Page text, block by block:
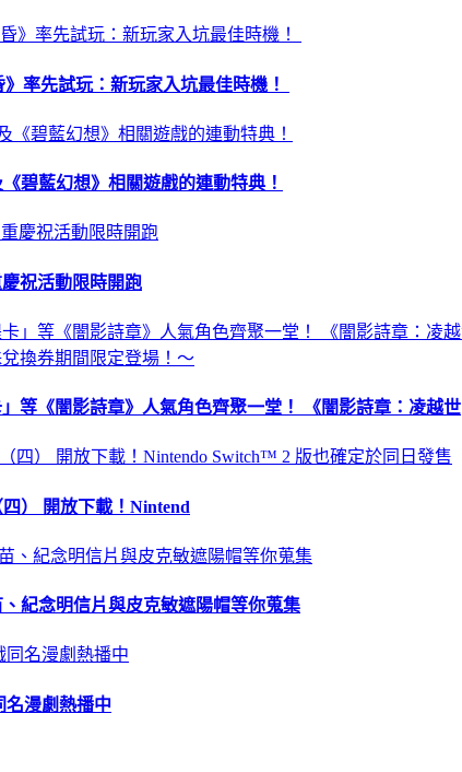
率先試玩：新玩家入坑最佳時機！
碧藍幻想》相關遊戲的連動特典！
祝活動限時開跑
等《闇影詩章》人氣角色齊聚一堂！ 《闇影詩章：凌越世
四） 開放下載！Nintend
紀念明信片與皮克敏遮陽帽等你蒐集
名漫劇熱播中